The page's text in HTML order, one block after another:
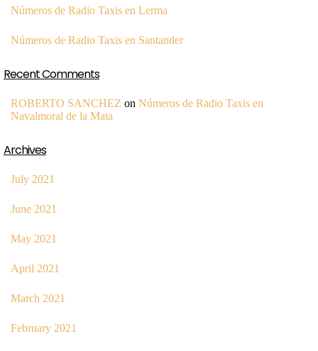
Números de Radio Taxis en Lerma
Números de Radio Taxis en Santander
Recent Comments
ROBERTO SANCHEZ on Números de Radio Taxis en
Navalmoral de la Mata
Archives
July 2021
June 2021
May 2021
April 2021
March 2021
February 2021